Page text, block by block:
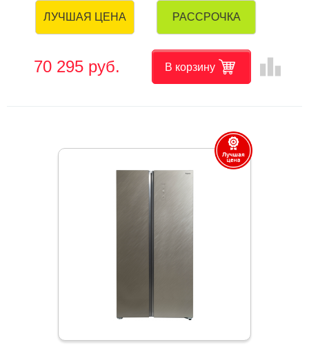
ЛУЧШАЯ ЦЕНА РАССРОЧКА
70 295 руб. В корзину leaderboard